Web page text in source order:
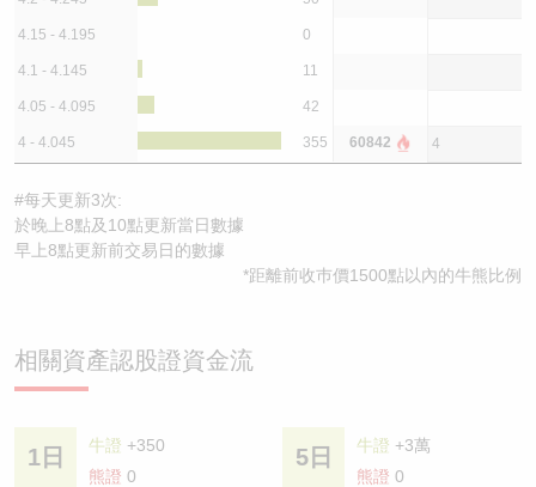
4.15 - 4.195 0
4.1 - 4.145 11
4.05 - 4.095 42
4 - 4.045 355 60842 4
#每天更新3次:
於晚上8點及10點更新當日數據
早上8點更新前交易日的數據
*距離前收巿價1500點以內的牛熊比例
相關資產認股證資金流
1日 牛證 +350
熊證 0
5日 牛證 +3萬
熊證 0